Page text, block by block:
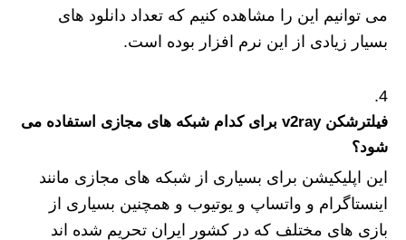
می توانیم این را مشاهده کنیم که تعداد دانلود های
بسیار زیادی از این نرم‌ افزار بوده است.
فیلترشکن v2ray برای کدام شبکه های مجازی استفاده می
شود؟
این اپلیکیشن برای بسیاری از شبکه های مجازی مانند
اینستاگرام و واتساپ و یوتیوب و همچنین بسیاری از
بازی‌ های مختلف که در کشور ایران تحریم شده‌ اند